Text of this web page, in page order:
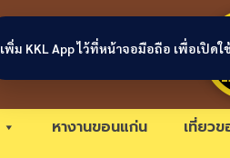
หางานขอนแก่น เที่ยว
เพิ่ม KKL App ไว้ที่หน้าจอมือถือ เพื่อเปิด